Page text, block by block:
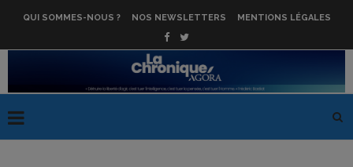
QUI SOMMES-NOUS ? NOS NEWSLETTERS MENTIONS LÉGALES